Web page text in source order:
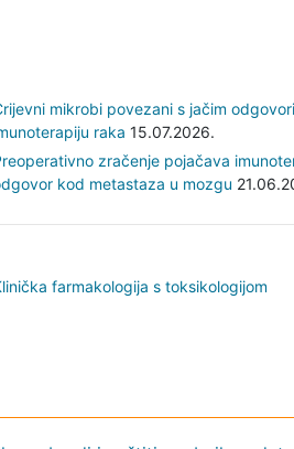
mikrobi povezani s jačim
raka 15.07.2026.
zračenje pojačava
kod metastaza u mozgu
farmakologija s toksikologijom